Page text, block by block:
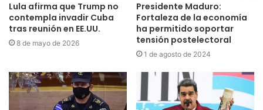
Lula afirma que Trump no
contempla invadir Cuba
tras reunión en EE.UU.
8 de mayo de 2026
Presidente Maduro:
Fortaleza de la economía
ha permitido soportar
tensión postelectoral
1 de agosto de 2024